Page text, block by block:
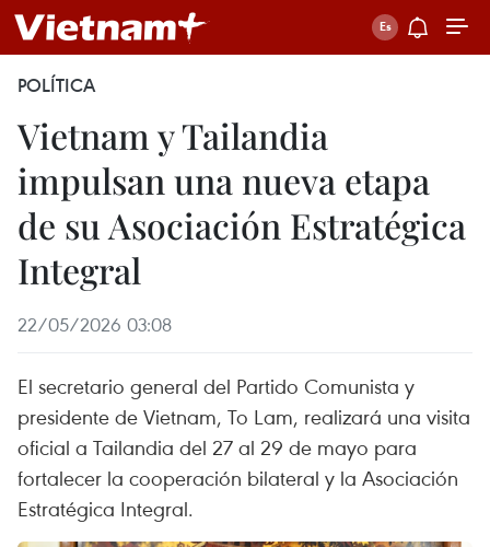
POLÍTICA
Vietnam y Tailandia
impulsan una nueva etapa
de su Asociación Estratégica
Integral
22/05/2026 03:08
El secretario general del Partido Comunista y
presidente de Vietnam, To Lam, realizará una visita
oficial a Tailandia del 27 al 29 de mayo para
fortalecer la cooperación bilateral y la Asociación
Estratégica Integral.